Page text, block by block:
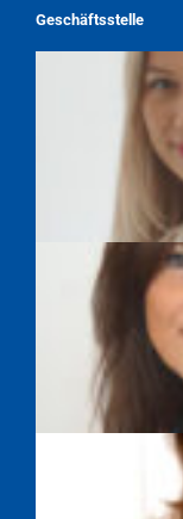
Geschäftsstelle